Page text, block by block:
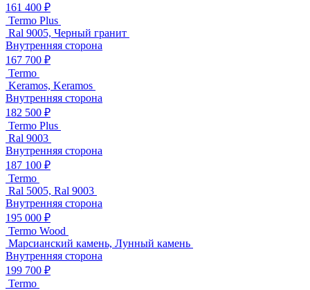
161 400 ₽
Termo Plus
Ral 9005, Черный гранит
Внутренняя сторона
167 700 ₽
Termo
Keramos, Keramos
Внутренняя сторона
182 500 ₽
Termo Plus
Ral 9003
Внутренняя сторона
187 100 ₽
Termo
Ral 5005, Ral 9003
Внутренняя сторона
195 000 ₽
Termo Wood
Марсианский камень, Лунный камень
Внутренняя сторона
199 700 ₽
Termo